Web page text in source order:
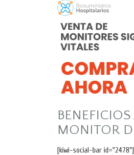
MONITOR
[kiwi-social-bar id="2478"]